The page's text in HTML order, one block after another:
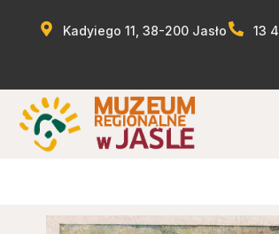
Kadyiego 11, 38-200 Jasło 13